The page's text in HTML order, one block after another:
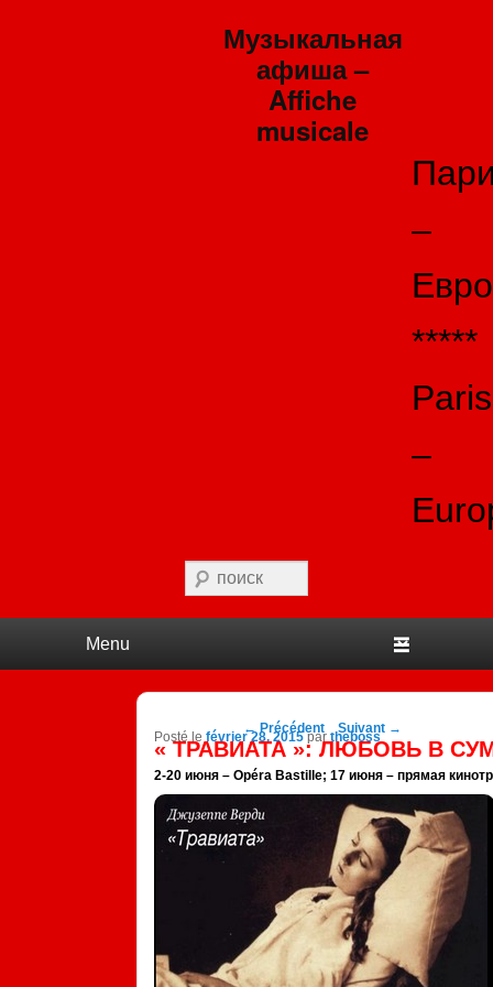
Музыкальная
афиша –
Affiche
musicale
–
*****
Paris
–
Recherche
Navigation des
posts
←Précédent Suivant →
Posté le février 28, 2015 par theboss
« ТРАВИАТА »: ЛЮБОВЬ В
2-20 июня – Opéra Bastille; 17 июня – прямая